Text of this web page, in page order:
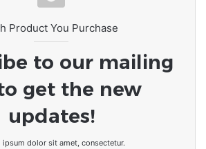
Product You Purchase
to our mailing
get the new
updates!
ipsum dolor sit amet, consectetur.